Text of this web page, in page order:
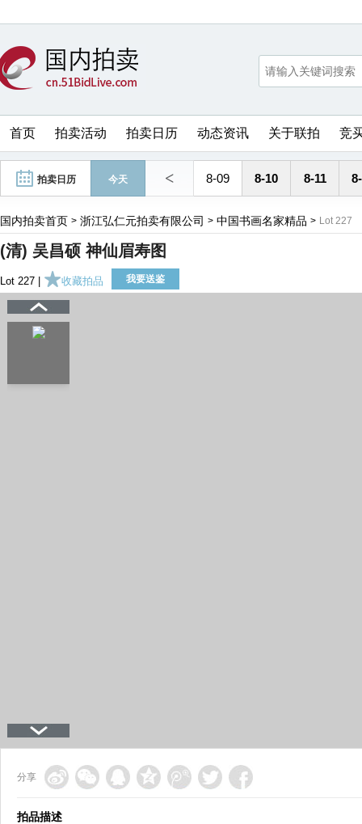
首页 拍卖活动 拍卖日历 动态资讯 关于联拍 竞
拍卖日历 今天 < 8-09 8-10 8-11
国内拍卖首页 > 浙江弘仁元拍卖有限公司 > 中国书画名家精品 > Lot 227
(清) 吴昌硕 神仙眉寿图
Lot 227 | 收藏拍品 我要送鉴
分享
拍品描述